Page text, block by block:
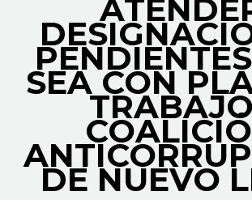
SEA CON
DE NUEVO